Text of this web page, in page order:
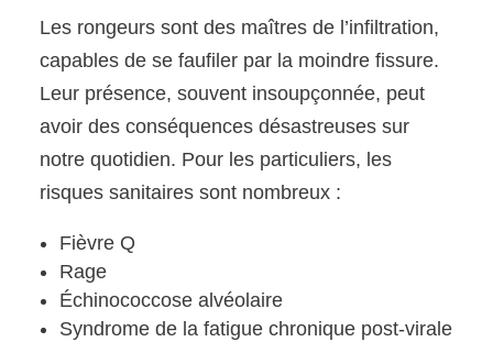
Les rongeurs sont des maîtres de l’infiltration,
capables de se faufiler par la moindre fissure.
Leur présence, souvent insoupçonnée, peut
avoir des conséquences désastreuses sur
notre quotidien. Pour les particuliers, les
risques sanitaires sont nombreux :
Fièvre Q
Rage
Échinococcose alvéolaire
Syndrome de la fatigue chronique post-virale